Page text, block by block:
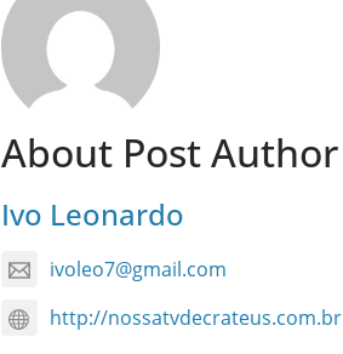
About Post Author
Ivo Leonardo
ivoleo7@gmail.com
http://nossatvdecrateus.com.br